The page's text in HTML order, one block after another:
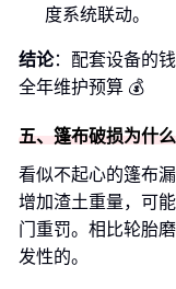
度系统联动。
结论：配套设备的
全年维护预算 💰
五、篷布破损为什
看似不起心的篷布
增加渣土重量，可
门重罚。相比轮胎
发性的。